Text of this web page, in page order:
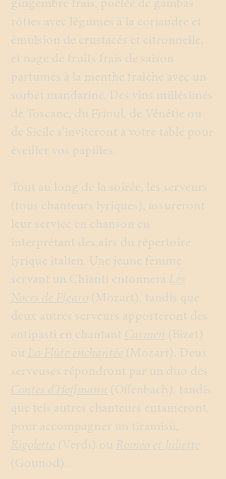
gingembre frais, poêlée de gambas
rôties avec légumes à la coriandre et
émulsion de crustacés et citronnelle,
et nage de fruits frais de saison
parfumés à la menthe fraîche avec un
sorbet mandarine. Des vins millésimés
de Toscane, du Frioul, de Vénétie ou
de Sicile s'inviteront à votre table pour
éveiller vos papilles.
​Tout au long de la soirée, les serveurs
(tous chanteurs lyriques), assureront
leur service en chanson en
interprétant des airs du répertoire
lyrique italien. Une jeune femme
servant un Chianti entonnera Les
Noces de Figaro (Mozart), tandis que
deux autres serveurs apporteront des
antipasti en chantant Carmen (Bizet)
ou La Flûte enchantée (Mozart). Deux
serveuses répondront par un duo des
Contes d'Hoffmann (Offenbach), tandis
que tels autres chanteurs entameront,
pour accompagner un tiramisù,
Rigoletto (Verdi) ou Roméo et Juliette
(Gounod)...